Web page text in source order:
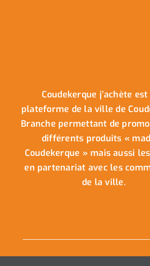
Coudekerque j’achète
plateforme de la ville de
Branche permettant de
différents produits «
Coudekerque » mais aussi
en partenariat avec les
de la ville.